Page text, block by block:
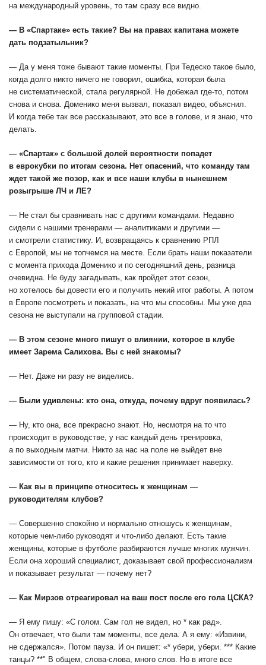
на международный уровень, то там сразу все видно.
— В «Спартаке» есть такие? Вы на правах капитана можете
дать подзатыльник?
— Да у меня тоже бывают такие моменты. При Тедеско такое было,
когда долго никто ничего не говорил, ошибка, которая была
не систематической, стала регулярной. Не добежал где-то, потом
снова и снова. Доменико меня вызвал, показал видео, объяснил.
И когда тебе так все рассказывают, это все в голове, и я знаю, что
делать.
— «Спартак» с большой долей вероятности попадет
в еврокубки по итогам сезона. Нет опасений, что команду там
ждет такой же позор, как и все наши клубы в нынешнем
розыгрыше ЛЧ и ЛЕ?
— Не стал бы сравнивать нас с другими командами. Недавно
сидели с нашими тренерами — аналитиками и другими —
и смотрели статистику. И, возвращаясь к сравнению РПЛ
с Европой, мы не топчемся на месте. Если брать наши показатели
с момента прихода Доменико и по сегодняшний день, разница
очевидна. Не буду загадывать, как пройдет этот сезон,
но хотелось бы довести его и получить некий итог работы. А потом
в Европе посмотреть и показать, на что мы способны. Мы уже два
сезона не выступали на групповой стадии.
— В этом сезоне много пишут о влиянии, которое в клубе
имеет Зарема Салихова. Вы с ней знакомы?
— Нет. Даже ни разу не виделись.
— Были удивлены: кто она, откуда, почему вдруг появилась?
— Ну, кто она, все прекрасно знают. Но, несмотря на то что
происходит в руководстве, у нас каждый день тренировка,
а по выходным матчи. Никто за нас на поле не выйдет вне
зависимости от того, кто и какие решения принимает наверху.
— Как вы в принципе относитесь к женщинам —
руководителям клубов?
— Совершенно спокойно и нормально отношусь к женщинам,
которые чем-либо руководят и что-либо делают. Есть такие
женщины, которые в футболе разбираются лучше многих мужчин.
Если она хороший специалист, доказывает свой профессионализм
и показывает результат — почему нет?
— Как Мирзов отреагировал на ваш пост после его гола ЦСКА?
— Я ему пишу: «С голом. Сам гол не видел, но * как рад».
Он отвечает, что были там моменты, все дела. А я ему: «Извини,
не сдержался». Потом пауза. И он пишет: «* убери, убери. *** Какие
танцы? **" В общем, слова-слова, много слов. Но в итоге все